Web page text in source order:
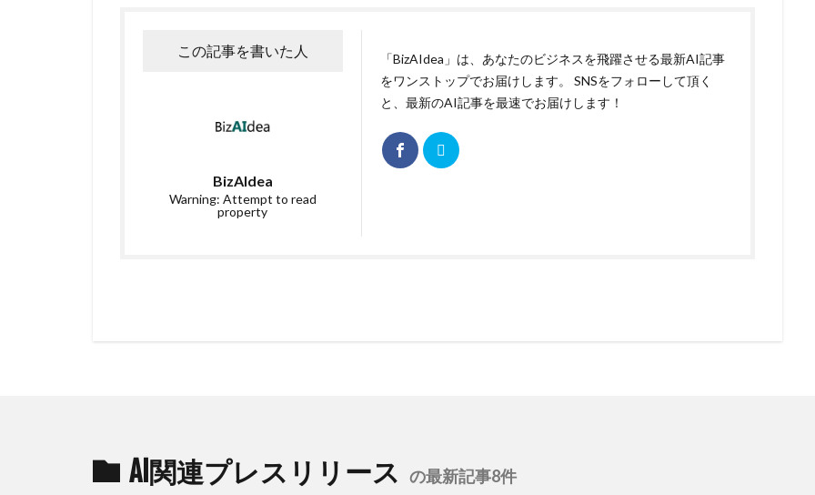
この記事を書いた人
BizAIdea
Warning: Attempt to read
property
「BizAIdea」は、あなたのビジネスを飛躍させる最新AI記事
をワンストップでお届けします。 SNSをフォローして頂く
と、最新のAI記事を最速でお届けします！
AI関連プレスリリース の最新記事8件